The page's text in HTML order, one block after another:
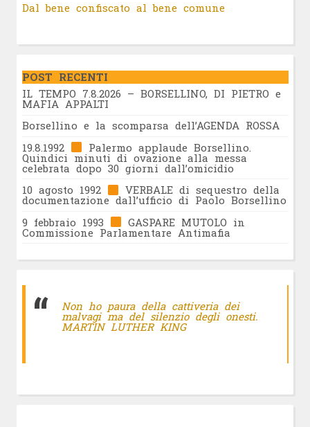
Dal bene confiscato al bene comune
POST RECENTI
IL TEMPO 7.8.2026 – BORSELLINO, DI PIETRO e
MAFIA APPALTI
Borsellino e la scomparsa dell’AGENDA ROSSA
19.8.1992
Palermo applaude Borsellino.
Quindici minuti di ovazione alla messa
celebrata dopo 30 giorni dall’omicidio
10 agosto 1992
VERBALE di sequestro della
documentazione dall’ufficio di Paolo Borsellino
9 febbraio 1993
GASPARE MUTOLO in
Commissione Parlamentare Antimafia
Non ho paura della cattiveria dei
malvagi ma del silenzio degli onesti.
MARTIN LUTHER KING